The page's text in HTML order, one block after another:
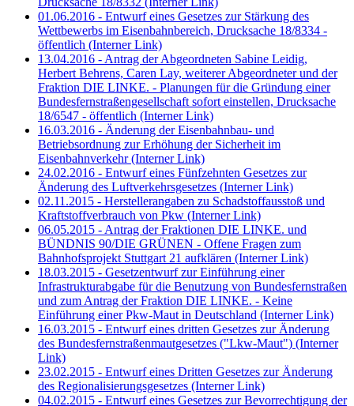
01.06.2016 - Entwurf eines Gesetzes zur Stärkung des
Wettbewerbs im Eisenbahnbereich, Drucksache 18/8334 -
öffentlich (Interner Link)
13.04.2016 - Antrag der Abgeordneten Sabine Leidig,
Herbert Behrens, Caren Lay, weiterer Abgeordneter und der
Fraktion DIE LINKE. - Planungen für die Gründung einer
Bundesfernstraßengesellschaft sofort einstellen, Drucksache
18/6547 - öffentlich (Interner Link)
16.03.2016 - Änderung der Eisenbahnbau- und
Betriebsordnung zur Erhöhung der Sicherheit im
Eisenbahnverkehr(Interner Link)
24.02.2016 - Entwurf eines Fünfzehnten Gesetzes zur
Änderung des Luftverkehrsgesetzes (Interner Link)
02.11.2015 - Herstellerangaben zu Schadstoffausstoß und
Kraftstoffverbrauch von Pkw (Interner Link)
06.05.2015 - Antrag der Fraktionen DIE LINKE. und
BÜNDNIS 90/DIE GRÜNEN - Offene Fragen zum
Bahnhofsprojekt Stuttgart 21 aufklären (Interner Link)
18.03.2015 - Gesetzentwurf zur Einführung einer
Infrastrukturabgabe für die Benutzung von Bundesfernstraßen
und zum Antrag der Fraktion DIE LINKE. - Keine
Einführung einer Pkw-Maut in Deutschland (Interner Link)
16.03.2015 - Entwurf eines dritten Gesetzes zur Änderung
des Bundesfernstraßenmautgesetzes ("Lkw-Maut") (Interner
Link)
23.02.2015 - Entwurf eines Dritten Gesetzes zur Änderung
des Regionalisierungsgesetzes (Interner Link)
04.02.2015 - Entwurf eines Gesetzes zur Bevorrechtigung der